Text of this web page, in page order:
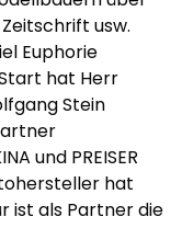
usw.
Euphorie
hat Herr
Stein
und PREISER
hat
ist als Partner die